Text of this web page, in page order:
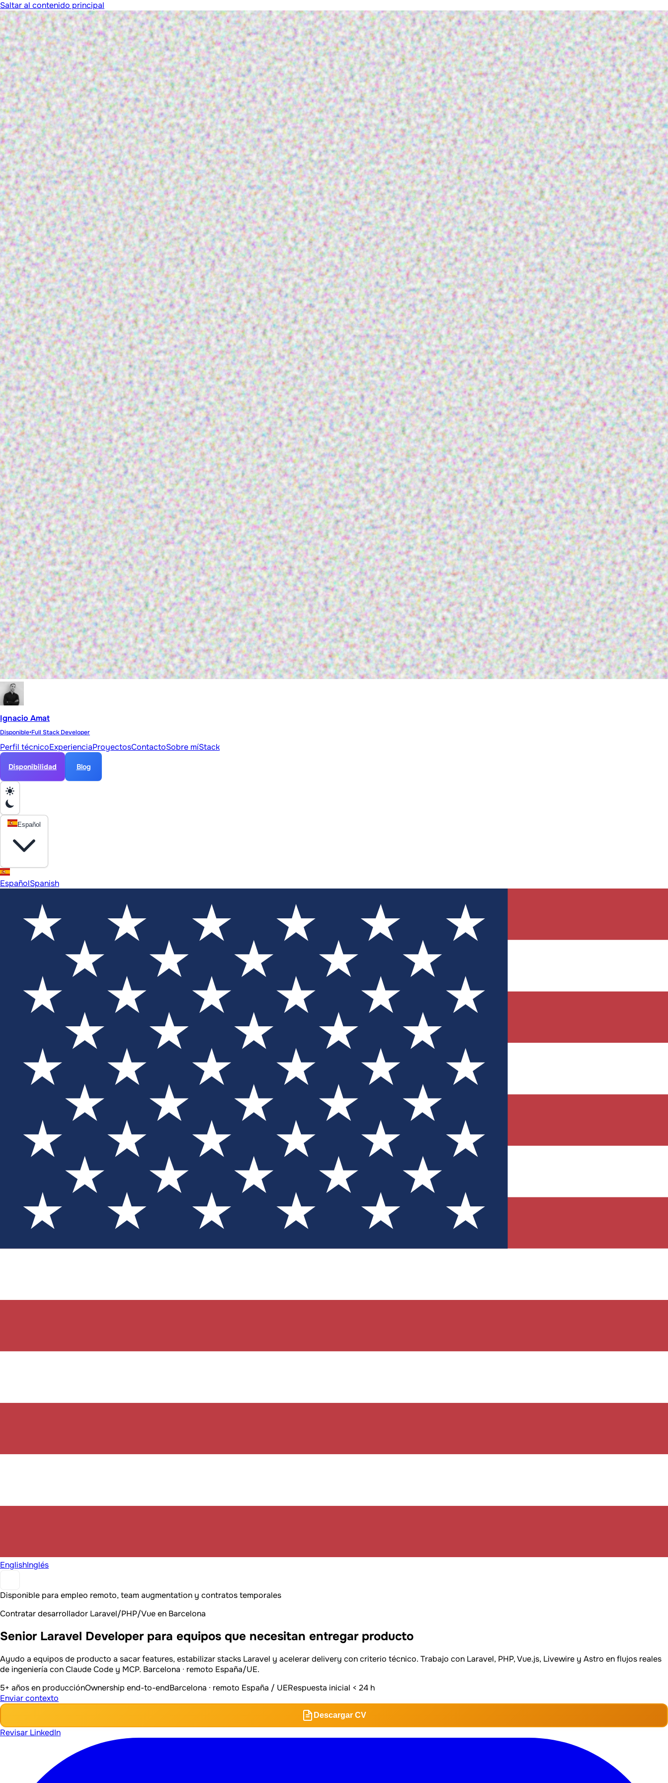
Saltar al contenido principal
Ignacio Amat
Disponible•Full Stack Developer
Perfil técnicoExperienciaProyectosContactoSobre míStack
Disponibilidad Blog
Español
EspañolSpanish
EnglishInglés
Disponible para empleo remoto, team augmentation y contratos temporales
Contratar desarrollador Laravel/PHP/Vue en Barcelona
Senior Laravel Developer para equipos que necesitan entregar producto
Ayudo a equipos de producto a sacar features, estabilizar stacks Laravel y acelerar delivery con criterio técnico. Trabajo con Laravel, PHP, Vue.js, Livewire y Astro en flujos reales
de ingeniería con Claude Code y MCP. Barcelona · remoto España/UE.
5+ años en producciónOwnership end-to-endBarcelona · remoto España / UERespuesta inicial < 24 h
Enviar contexto
Descargar CV
Revisar LinkedIn